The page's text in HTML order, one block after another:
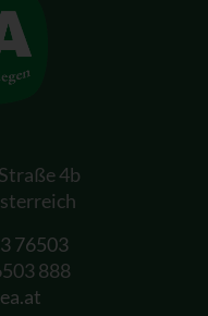
4b
76503
888